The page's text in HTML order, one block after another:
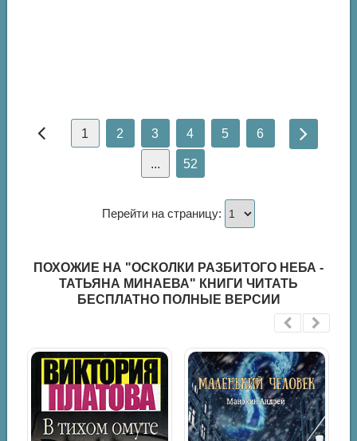
1 2 3 4 5 6
... 52
Перейти на страницу:
ПОХОЖИЕ НА "ОСКОЛКИ РАЗБИТОГО НЕБА -
ТАТЬЯНА МИНАЕВА" КНИГИ ЧИТАТЬ
БЕСПЛАТНО ПОЛНЫЕ ВЕРСИИ